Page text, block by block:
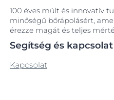
100 éves múlt és innovatív
minőségű bőrápolásért,
érezze magát és teljes
Segítség és kapcsolat
Kapcsolat